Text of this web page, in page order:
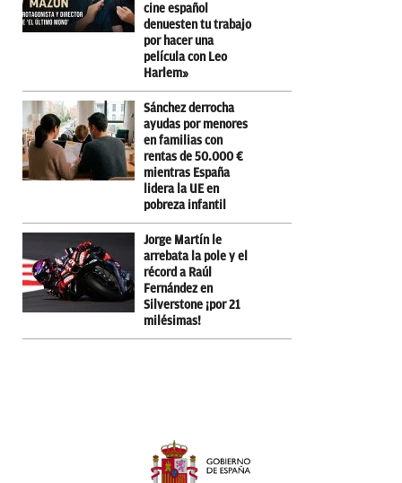
cine español
denuesten tu trabajo
por hacer una
película con Leo
Harlem»
Sánchez derrocha
ayudas por menores
en familias con
rentas de 50.000 €
mientras España
lidera la UE en
pobreza infantil
Jorge Martín le
arrebata la pole y el
récord a Raúl
Fernández en
Silverstone ¡por 21
milésimas!